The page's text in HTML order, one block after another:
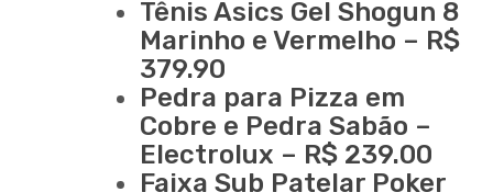
Tênis Asics Gel Shogun 8
Marinho e Vermelho – R$
379.90
Pedra para Pizza em
Cobre e Pedra Sabão –
Electrolux – R$ 239.00
Faixa Sub Patelar Poker